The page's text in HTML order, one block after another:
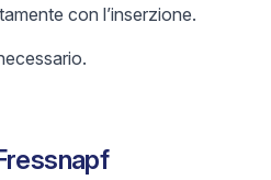
con l’inserzione.